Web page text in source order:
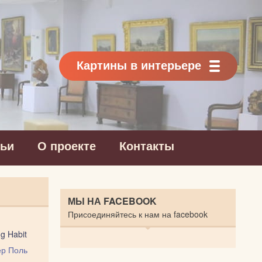
Картины в интерьере
О проекте Контакты
Habit
Поль
МЫ НА FACEBOOK
Присоединяйтесь к нам на facebook